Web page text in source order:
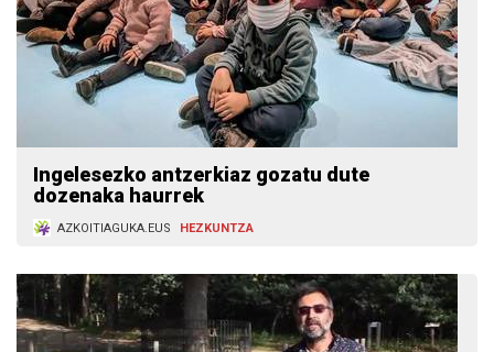
Ingelesezko antzerkiaz gozatu dute
dozenaka haurrek
AZKOITIAGUKA.EUS HEZKUNTZA